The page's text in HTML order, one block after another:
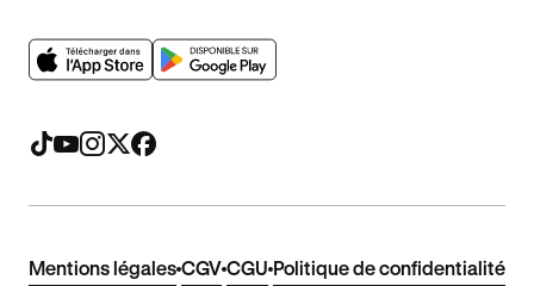
Mentions légales CGV CGU Politique de confidentialité